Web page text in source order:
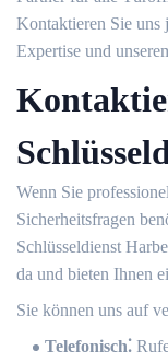
Kontaktieren Sie uns
Expertise und
Wenn Sie
Sicherheitsfragen
Schlüsseldienst
da und bieten Ihnen
Sie können uns auf
Telefonisch⁚